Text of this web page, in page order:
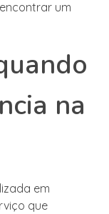
um
na
em
que